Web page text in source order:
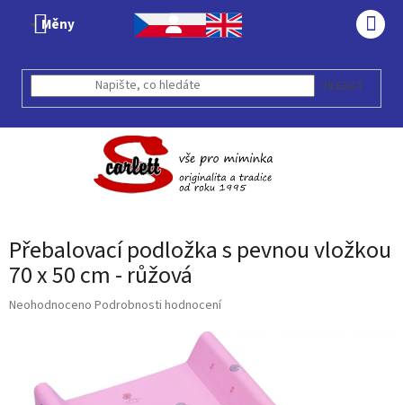
Měny
HLEDAT
Přebalovací podložka s pevnou vložkou
70 x 50 cm - růžová
Průměrné
Neohodnoceno Podrobnosti hodnocení